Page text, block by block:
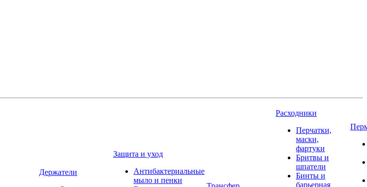
Держатели
Защита и уход
Антибактериальные
мыло и пенки
Расходники
Перчатки,
маски,
фартуки
Бритвы и
шпатели
Бинты и
барьерная